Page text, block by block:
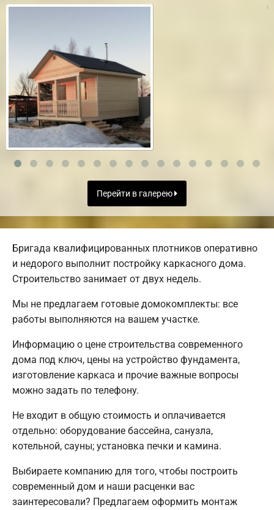
Перейти в галерею
Бригада квалифицированных плотников оперативно
и недорого выполнит постройку каркасного дома.
Строительство занимает от двух недель.
Мы не предлагаем готовые домокомплекты: все
работы выполняются на вашем участке.
Информацию о цене строительства современного
дома под ключ, цены на устройство фундамента,
изготовление каркаса и прочие важные вопросы
можно задать по телефону.
Не входит в общую стоимость и оплачивается
отдельно: оборудование бассейна, санузла,
котельной, сауны; установка печки и камина.
Выбираете компанию для того, чтобы построить
современный дом и наши расценки вас
заинтересовали? Предлагаем оформить монтаж